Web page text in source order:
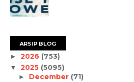
ARSIP BLOG
► 2026 (753)
▼ 2025 (5095)
► December (71)